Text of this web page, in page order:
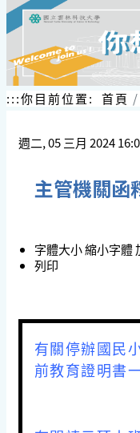
:::你目前位置: 首頁
週二, 05 三月 2024
主管機關函
字體大小縮小字體
列印
有關停辦國民
前教育證明書